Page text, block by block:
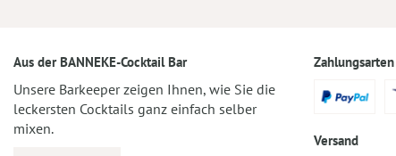
Aus der BANNEKE-Cocktail Bar
Unsere Barkeeper zeigen Ihnen, wie Sie die
leckersten Cocktails ganz einfach selber
mixen.
Zahlungsarten
Versand